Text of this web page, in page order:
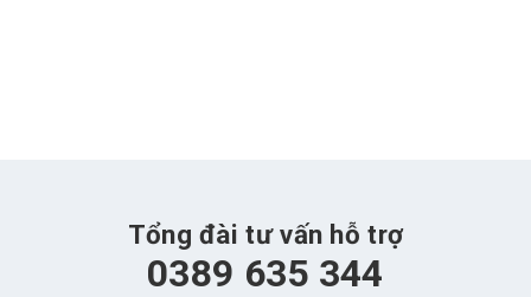
Tổng đài tư vấn hỗ trợ
0389 635 344